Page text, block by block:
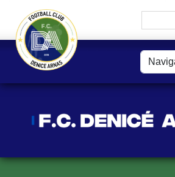
Panneau de gestion des cookies